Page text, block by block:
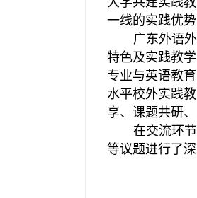
一线的实践优
广东外语
特色及实践教
专业与英语教
水平校外实践
享、课题共研
在交流环
等议题进行了